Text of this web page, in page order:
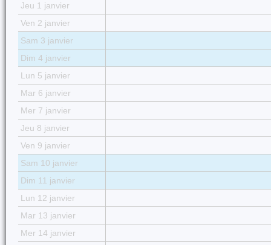
Jeu 1 janvier
Ven 2 janvier
Sam 3 janvier
Dim 4 janvier
Lun 5 janvier
Mar 6 janvier
Mer 7 janvier
Jeu 8 janvier
Ven 9 janvier
Sam 10 janvier
Dim 11 janvier
Lun 12 janvier
Mar 13 janvier
Mer 14 janvier